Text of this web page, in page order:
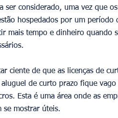
ser considerado, uma vez que
hospedados por um período
mais tempo e dinheiro quando
ciente de que as licenças de
de curto prazo fique
Esta é uma área onde as
se mostrar úteis.